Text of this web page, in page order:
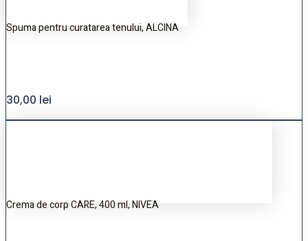
Spuma pentru curatarea tenului, ALCINA
30,00 lei
Crema de corp CARE, 400 ml, NIVEA